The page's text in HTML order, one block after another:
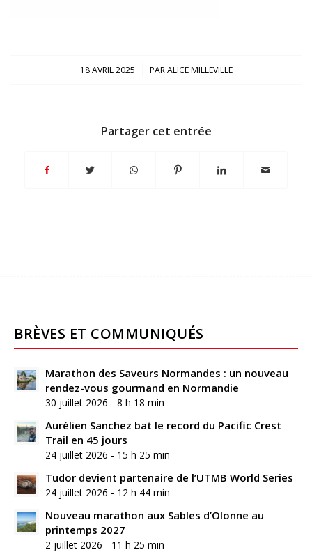
18 AVRIL 2025
/ PARALICE MILLEVILLE
Partager cet entrée
BRÈVES ET COMMUNIQUÉS
Marathon des Saveurs Normandes : un nouveau
rendez-vous gourmand en Normandie
30 juillet 2026 - 8 h 18 min
Aurélien Sanchez bat le record du Pacific Crest
Trail en 45 jours
24 juillet 2026 - 15 h 25 min
Tudor devient partenaire de l’UTMB World Series
24 juillet 2026 - 12 h 44 min
Nouveau marathon aux Sables d’Olonne au
printemps 2027
2 juillet 2026 - 11 h 25 min